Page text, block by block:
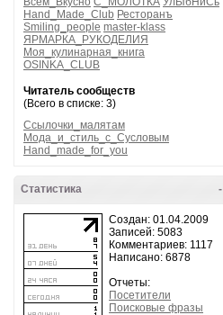
Hand_Made_Club Ресторанъ
Smiling_people master-klass
ЯРМАРКА_РУКОДЕЛИЯ
Моя_кулинарная_книга
OSINKA_CLUB
Читатель сообществ
(Всего в списке: 3)
Ссылочки_малятам
Мода_и_стиль_с_Сусловым
Hand_made_for_you
-
Статистика
Создан: 01.04.2009
Записей: 5083
Комментариев: 1117
Написано: 6878
Отчеты:
Посетители
Поисковые фразы